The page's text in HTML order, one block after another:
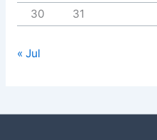
30
31
« Jul